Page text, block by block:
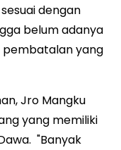
dengan
belum adanya
pembatalan yang
Jro Mangku
yang memiliki
"Banyak